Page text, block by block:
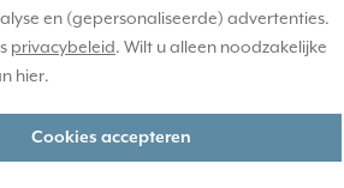
en (gepersonaliseerde) advertenties.
privacybeleid. Wilt u alleen noodzakelijke
hier.
Cookies accepteren